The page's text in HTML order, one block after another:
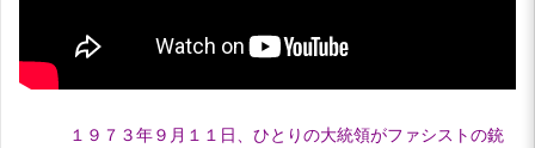
１９７３年９月１１日、ひとりの大統領がファシストの銃